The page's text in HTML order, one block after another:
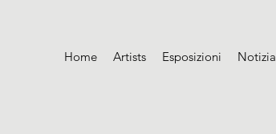
Home Artists Esposizioni Notizia